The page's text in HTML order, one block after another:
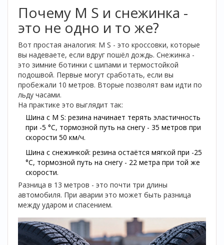
Почему M S и снежинка -
это не одно и то же?
Вот простая аналогия: M S - это кроссовки, которые
вы надеваете, если вдруг пошёл дождь. Снежинка -
это зимние ботинки с шипами и термостойкой
подошвой. Первые могут сработать, если вы
пробежали 10 метров. Вторые позволят вам идти по
льду часами.
На практике это выглядит так:
Шина с M S: резина начинает терять эластичность
при -5 °C, тормозной путь на снегу - 35 метров при
скорости 50 км/ч.
Шина с снежинкой: резина остаётся мягкой при -25
°C, тормозной путь на снегу - 22 метра при той же
скорости.
Разница в 13 метров - это почти три длины
автомобиля. При аварии это может быть разница
между ударом и спасением.